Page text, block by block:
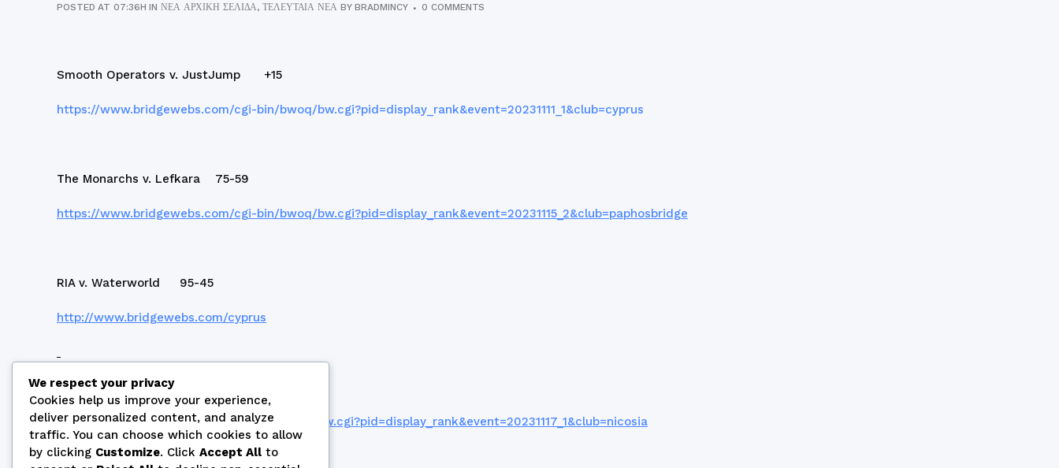
POSTED AT 07:36H INΝΈΑ ΑΡΧΙΚΉ ΣΕΛΊΔΑ,ΤΕΛΕΥΤΑΊΑ ΝΈΑ BYBRADMINCY 0 COMMENTS
Smooth Operators v. JustJump +15
https://www.bridgewebs.com/cgi-bin/bwoq/bw.cgi?pid=display_rank&event=20231111_1&club=cyprus
The Monarchs v. Lefkara 75-59
https://www.bridgewebs.com/cgi-bin/bwoq/bw.cgi?pid=display_rank&event=20231115_2&club=paphosbridge
RIA v. Waterworld 95-45
http://www.bridgewebs.com/cyprus
Excalibur v. Jolie 73-35
https://www.bridgewebs.com/cgi-bin/bwop/bw.cgi?pid=display_rank&event=20231117_1&club=nicosia
We respect your privacy
Cookies help us improve your experience,
deliver personalized content, and analyze
traffic. You can choose which cookies to allow
by clicking Customize. Click Accept All to